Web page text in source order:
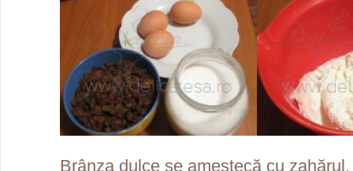
Brânza dulce se amestecă cu